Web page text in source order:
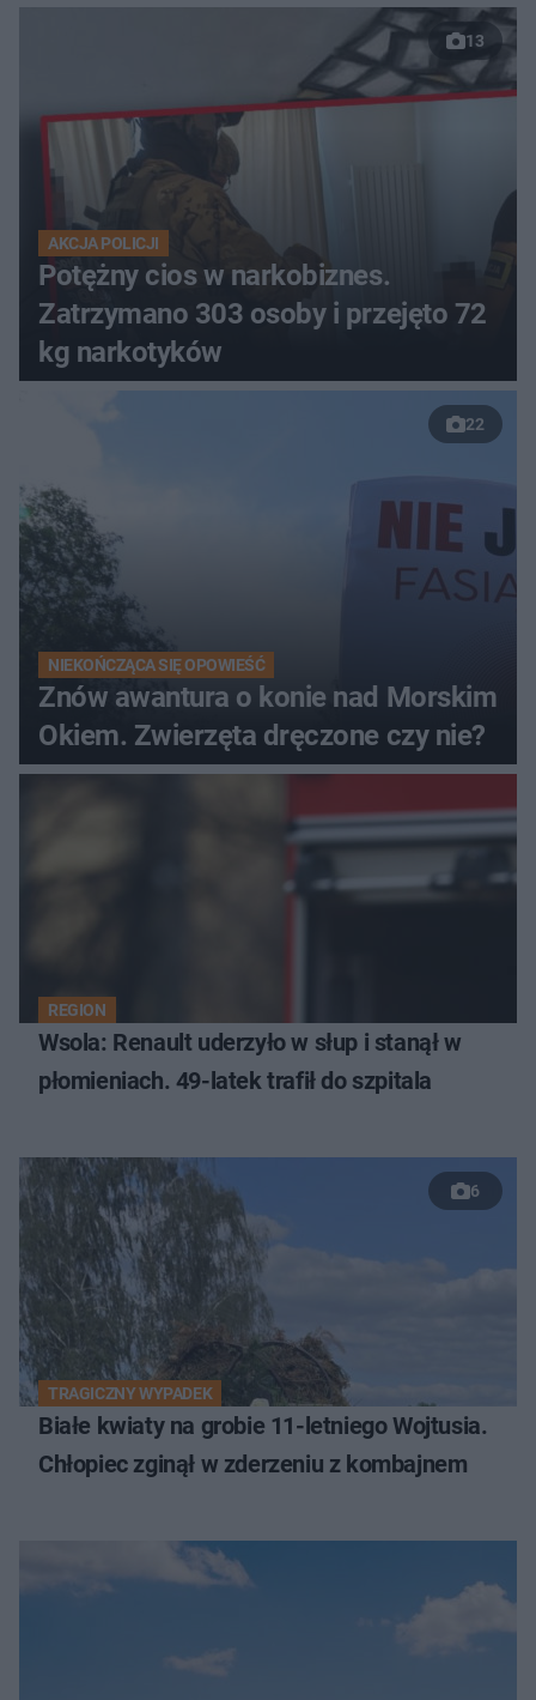
13
AKCJA POLICJI
Potężny cios w narkobiznes.
Zatrzymano 303 osoby i przejęto 72
kg narkotyków
22
NIEKOŃCZĄCA SIĘ OPOWIEŚĆ
Znów awantura o konie nad Morskim
Okiem. Zwierzęta dręczone czy nie?
REGION
Wsola: Renault uderzyło w słup i stanął w
płomieniach. 49-latek trafił do szpitala
6
TRAGICZNY WYPADEK
Białe kwiaty na grobie 11-letniego Wojtusia.
Chłopiec zginął w zderzeniu z kombajnem